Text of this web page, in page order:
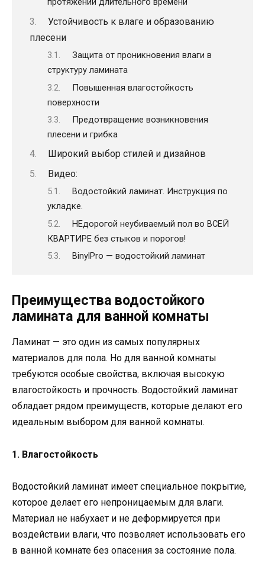
Устойчивость к влаге и образованию
плесени
Защита от проникновения влаги в
структуру ламината
Повышенная влагостойкость
поверхности
Предотвращение возникновения
плесени и грибка
Широкий выбор стилей и дизайнов
Видео:
Водостойкий ламинат. Инструкция по
укладке.
НЕдорогой неубиваемый пол во ВСЕЙ
КВАРТИРЕ без стыков и порогов!
BinylPro — водостойкий ламинат
Преимущества водостойкого
ламината для ванной комнаты
Ламинат — это один из самых популярных
материалов для пола. Но для ванной комнаты
требуются особые свойства, включая высокую
влагостойкость и прочность. Водостойкий ламинат
обладает рядом преимуществ, которые делают его
идеальным выбором для ванной комнаты.
1. Влагостойкость
Водостойкий ламинат имеет специальное покрытие,
которое делает его непроницаемым для влаги.
Материал не набухает и не деформируется при
воздействии влаги, что позволяет использовать его
в ванной комнате без опасения за состояние пола.